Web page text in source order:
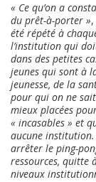
« Ce qu’on a
du prêt-à-porter »
été répété à
l’institution qui
dans des petites
jeunes qui sont à
jeunesse, de la
pour qui on ne
mieux placées
« incasables » et
aucune institution.
arrêter le ping-
ressources, quitte
niveaux